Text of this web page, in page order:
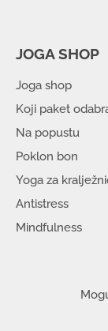
JOGA SHOP
Joga shop
Koji paket
Na popustu
Poklon bon
Yoga za
Antistress
Mindfulness